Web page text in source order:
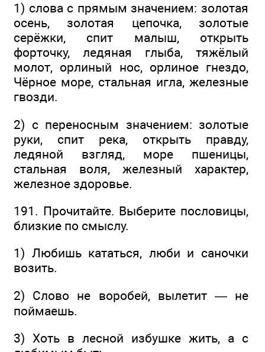
1) слова с прямым значением: золотая
осень, золотая цепочка, золотые
серёжки, спит малыш, открыть
форточку, ледяная глыба, тяжёлый
молот, орлиный нос, орлиное гнездо,
Чёрное море, стальная игла, железные
гвозди.
2) с переносным значением: золотые
руки, спит река, открыть правду,
ледяной взгляд, море пшеницы,
стальная воля, железный характер,
железное здоровье.
191. Прочитайте. Выберите пословицы,
близкие по смыслу.
1) Любишь кататься, люби и саночки
возить.
2) Слово не воробей, вылетит — не
поймаешь.
3) Хоть в лесной избушке жить, а с